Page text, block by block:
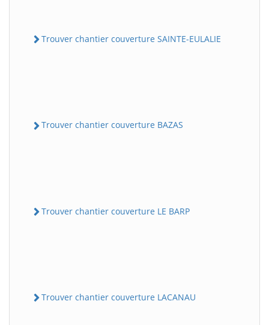
Trouver chantier couverture SAINTE-EULALIE
Trouver chantier couverture BAZAS
Trouver chantier couverture LE BARP
Trouver chantier couverture LACANAU